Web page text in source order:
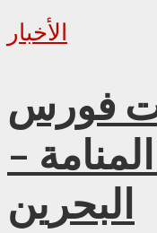
الأخبار
فورس
–
البحرين